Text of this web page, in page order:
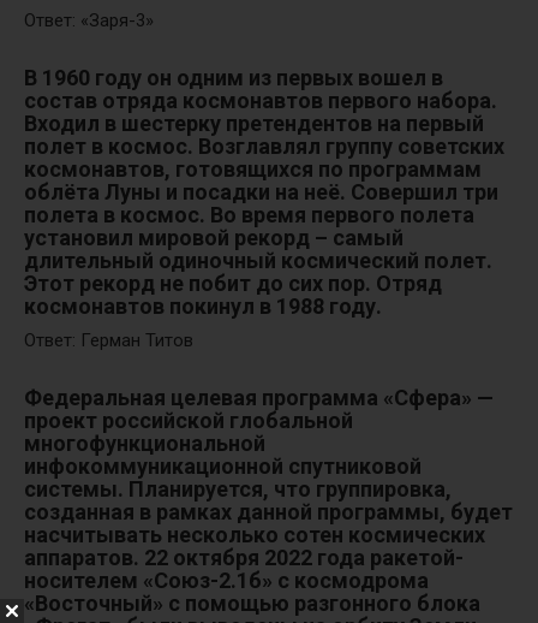
Ответ: «Заря-3»
В 1960 году он одним из первых вошел в
состав отряда космонавтов первого набора.
Входил в шестерку претендентов на первый
полет в космос. Возглавлял группу советских
космонавтов, готовящихся по программам
облёта Луны и посадки на неё. Совершил три
полета в космос. Во время первого полета
установил мировой рекорд – самый
длительный одиночный космический полет.
Этот рекорд не побит до сих пор. Отряд
космонавтов покинул в 1988 году.
Ответ: Герман Титов
Федеральная целевая программа «Сфера» —
проект российской глобальной
многофункциональной
инфокоммуникационной спутниковой
системы. Планируется, что группировка,
созданная в рамках данной программы, будет
насчитывать несколько сотен космических
аппаратов. 22 октября 2022 года ракетой-
носителем «Союз-2.1б» с космодрома
«Восточный» с помощью разгонного блока